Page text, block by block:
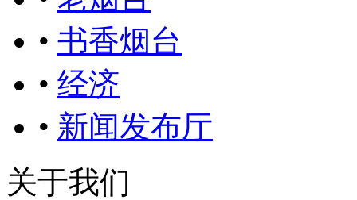
• 书香烟台
• 经济
• 新闻发布厅
关于我们